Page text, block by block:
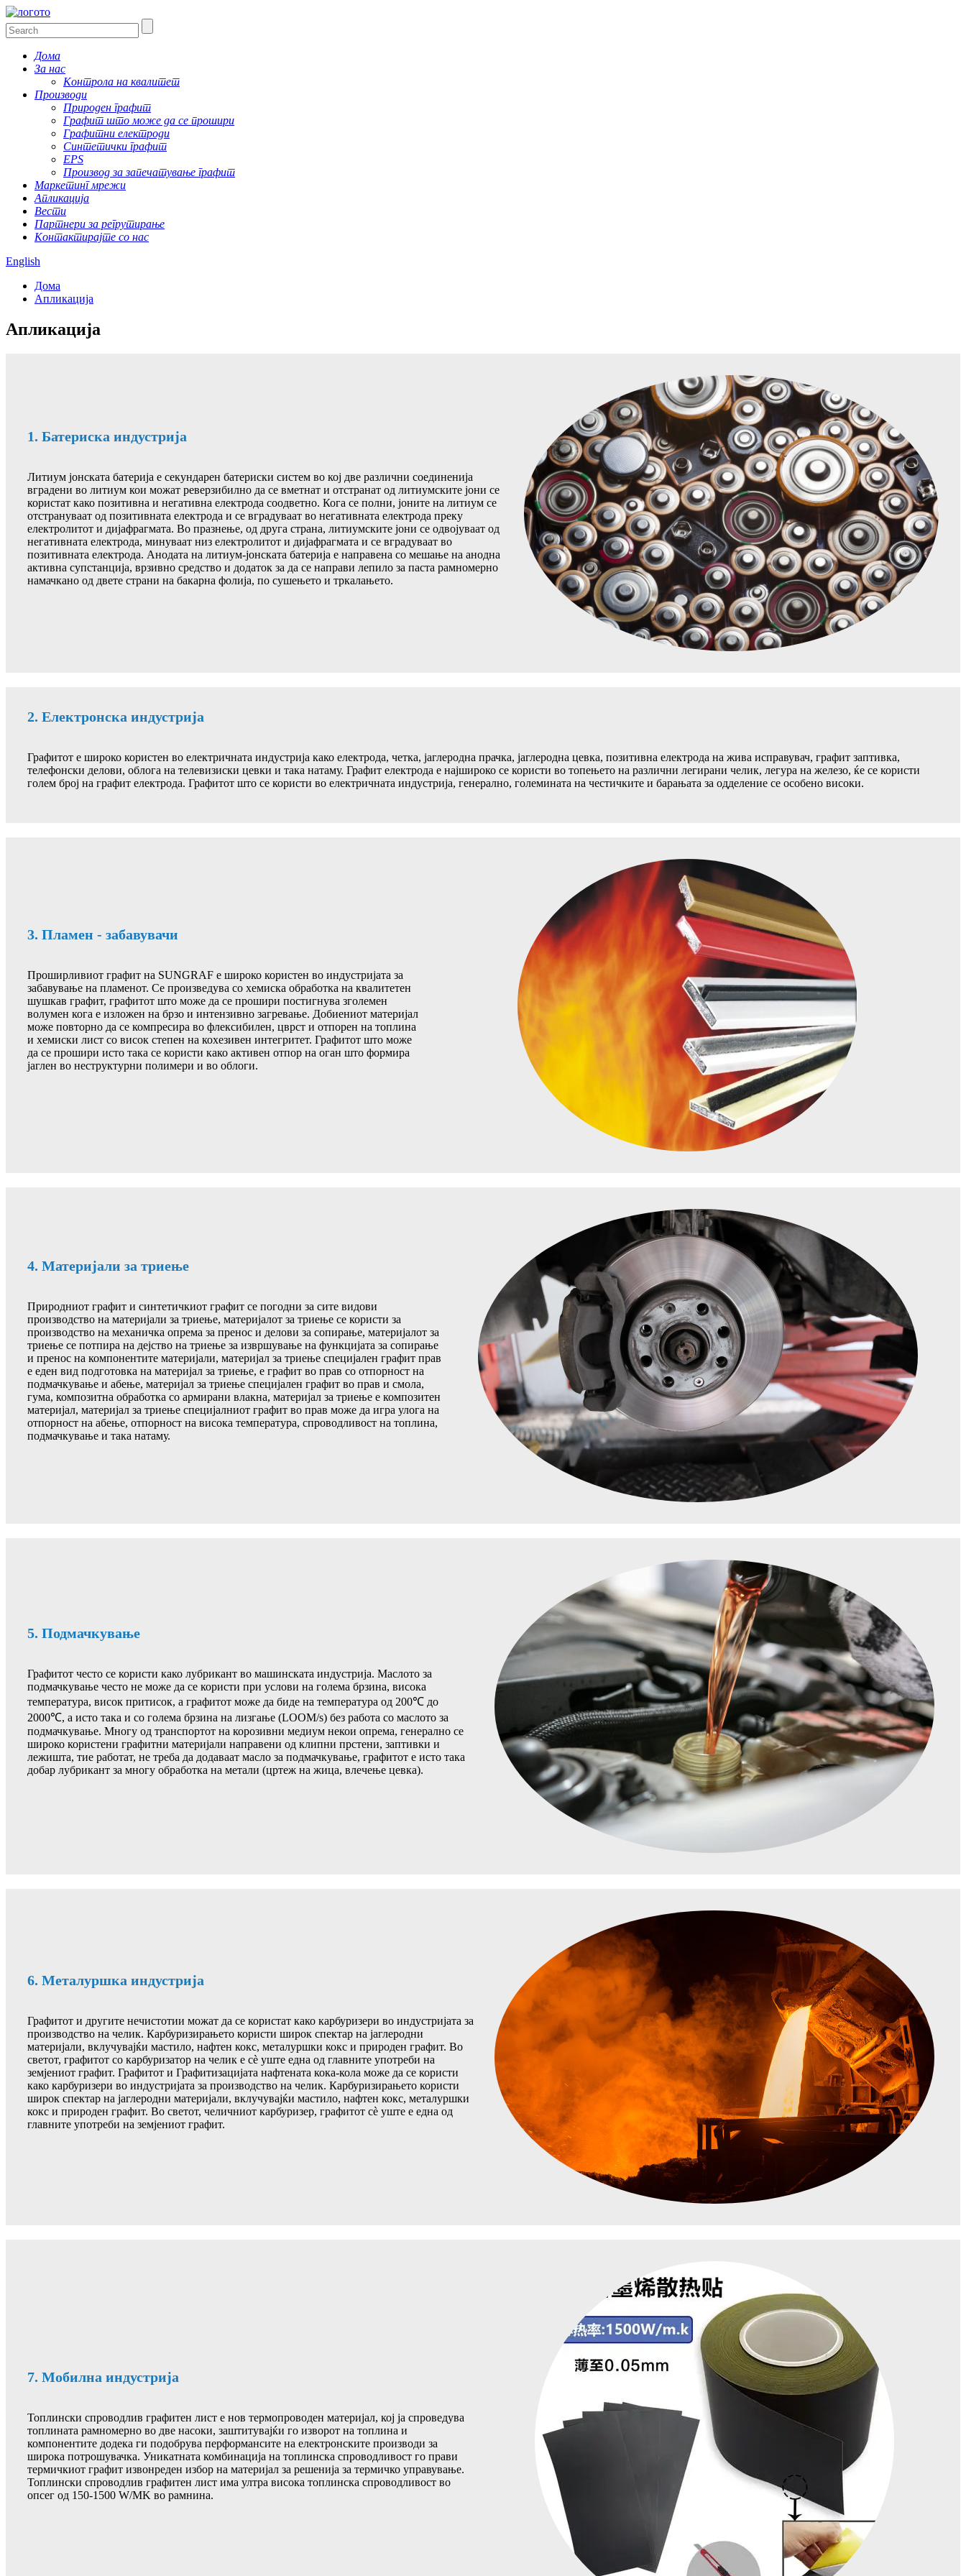
Дома
За нас
Контрола на квалитет
Производи
Природен графит
Графит што може да се прошири
Графитни електроди
Синтетички графит
EPS
Производ за запечатување графит
Маркетинг мрежи
Апликација
Вести
Партнери за регрутирање
Контактирајте со нас
English
Дома
Апликација
Апликација
1. Батериска индустрија
Литиум јонската батерија е секундарен батериски систем во кој две различни соединенија
вградени во литиум кои можат реверзибилно да се вметнат и отстранат од литиумските јони се
користат како позитивна и негативна електрода соодветно. Кога се полни, јоните на литиум се
отстрануваат од позитивната електрода и се вградуваат во негативната електрода преку
електролитот и дијафрагмата. Во празнење, од друга страна, литиумските јони се одвојуваат од
негативната електрода, минуваат низ електролитот и дијафрагмата и се вградуваат во
позитивната електрода. Анодата на литиум-јонската батерија е направена со мешање на анодна
активна супстанција, врзивно средство и додаток за да се направи лепило за паста рамномерно
намачкано од двете страни на бакарна фолија, по сушењето и тркалањето.
2. Електронска индустрија
Графитот е широко користен во електричната индустрија како електрода, четка, јаглеродна прачка, јаглеродна цевка, позитивна електрода на жива исправувач, графит заптивка,
телефонски делови, облога на телевизиски цевки и така натаму. Графит електрода е најшироко се користи во топењето на различни легирани челик, легура на железо, ќе се користи
голем број на графит електрода. Графитот што се користи во електричната индустрија, генерално, големината на честичките и барањата за одделение се особено високи.
3. Пламен - забавувачи
Проширливиот графит на SUNGRAF е широко користен во индустријата за
забавување на пламенот. Се произведува со хемиска обработка на квалитетен
шушкав графит, графитот што може да се прошири постигнува зголемен
волумен кога е изложен на брзо и интензивно загревање. Добиениот материјал
може повторно да се компресира во флексибилен, цврст и отпорен на топлина
и хемиски лист со висок степен на кохезивен интегритет. Графитот што може
да се прошири исто така се користи како активен отпор на оган што формира
јаглен во неструктурни полимери и во облоги.
4. Материјали за триење
Природниот графит и синтетичкиот графит се погодни за сите видови
производство на материјали за триење, материјалот за триење се користи за
производство на механичка опрема за пренос и делови за сопирање, материјалот за
триење се потпира на дејство на триење за извршување на функцијата за сопирање
и пренос на компонентите материјали, материјал за триење специјален графит прав
е еден вид подготовка на материјал за триење, е графит во прав со отпорност на
подмачкување и абење, материјал за триење специјален графит во прав и смола,
гума, композитна обработка со армирани влакна, материјал за триење е композитен
материјал, материјал за триење специјалниот графит во прав може да игра улога на
отпорност на абење, отпорност на висока температура, спроводливост на топлина,
подмачкување и така натаму.
5. Подмачкување
Графитот често се користи како лубрикант во машинската индустрија. Маслото за
подмачкување често не може да се користи при услови на голема брзина, висока
температура, висок притисок, а графитот може да биде на температура од 200℃ до
2000℃, а исто така и со голема брзина на лизгање (LOOM/s) без работа со маслото за
подмачкување. Многу од транспортот на корозивни медиум некои опрема, генерално се
широко користени графитни материјали направени од клипни прстени, заптивки и
лежишта, тие работат, не треба да додаваат масло за подмачкување, графитот е исто така
добар лубрикант за многу обработка на метали (цртеж на жица, влечење цевка).
6. Металуршка индустрија
Графитот и другите нечистотии можат да се користат како карбуризери во индустријата за
производство на челик. Карбуризирањето користи широк спектар на јаглеродни
материјали, вклучувајќи мастило, нафтен кокс, металуршки кокс и природен графит. Во
светот, графитот со карбуризатор на челик е сè уште една од главните употреби на
земјениот графит. Графитот и Графитизацијата нафтената кока-кола може да се користи
како карбуризери во индустријата за производство на челик. Карбуризирањето користи
широк спектар на јаглеродни материјали, вклучувајќи мастило, нафтен кокс, металуршки
кокс и природен графит. Во светот, челичниот карбуризер, графитот сè уште е една од
главните употреби на земјениот графит.
7. Мобилна индустрија
Топлински спроводлив графитен лист е нов термопроводен материјал, кој ја спроведува
топлината рамномерно во две насоки, заштитувајќи го изворот на топлина и
компонентите додека ги подобрува перформансите на електронските производи за
широка потрошувачка. Уникатната комбинација на топлинска спроводливост го прави
термичкиот графит извонреден избор на материјал за решенија за термичко управување.
Топлински спроводлив графитен лист има ултра висока топлинска спроводливост во
опсег од 150-1500 W/MK во рамнина.